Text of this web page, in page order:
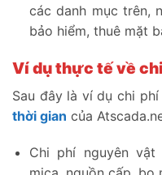
các danh mục trên,
bảo hiểm, thuê mặt
Ví dụ thực tế về
Sau đây là ví dụ chi phí
thời gian của
Chi phí nguyên